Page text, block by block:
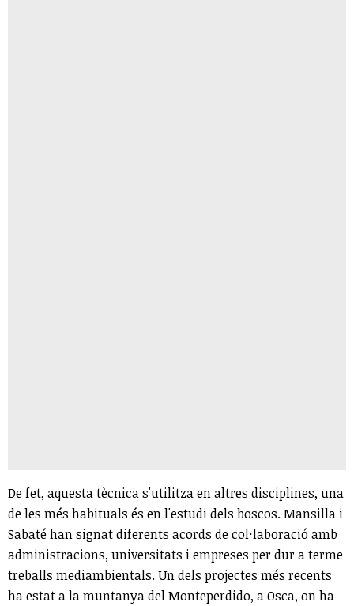
De fet, aquesta tècnica s'utilitza en altres disciplines, una
de les més habituals és en l'estudi dels boscos. Mansilla i
Sabaté han signat diferents acords de col·laboració amb
administracions, universitats i empreses per dur a terme
treballs mediambientals. Un dels projectes més recents
ha estat a la muntanya del Monteperdido, a Osca, on ha